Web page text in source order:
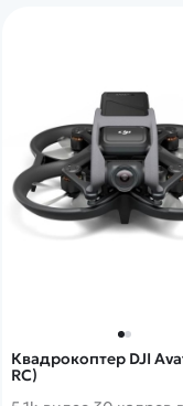
Квадрокоптер DJI
RC)